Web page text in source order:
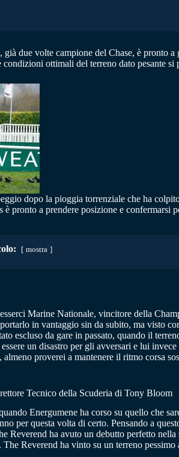
già due volte campione del Chase, è
ottimali del terreno dato pesante
dopo la pioggia torrenziale che ha
pronto a prendere posizione e
mostra
Marine Nationale, vincitore della
in vantaggio sin da subito, ma visto
escluso da gare in passato, quando il
un disastro per gli avversari e lui
proverei a mantenere il ritmo corsa
Tecnico della Scuderia di Tony Bloom
Energumene ha corso su quello che
per questa volta di certo. Pensando a
Reverend ha avuto un debutto perfetto
Reverend ha vinto su un terreno